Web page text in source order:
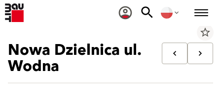
star_border
Nowa Dzielnica ul.
Wodna